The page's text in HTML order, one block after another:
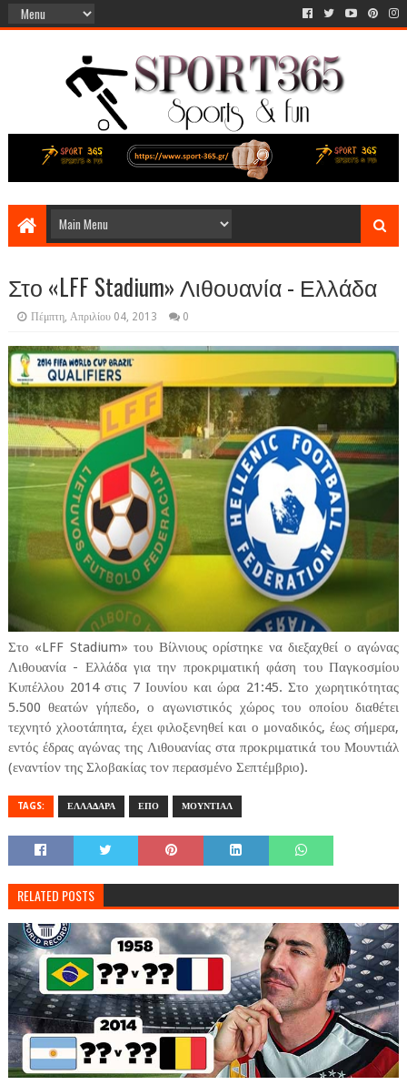
Στο «LFF Stadium» Λιθουανία - Ελλάδα
Πέμπτη, Απριλίου 04, 2013 0
Στο «LFF Stadium» του Βίλνιους ορίστηκε να διεξαχθεί ο αγώνας
Λιθουανία - Ελλάδα για την προκριματική φάση του Παγκοσμίου
Κυπέλλου 2014 στις 7 Ιουνίου και ώρα 21:45. Στο χωρητικότητας
5.500 θεατών γήπεδο, ο αγωνιστικός χώρος του οποίου διαθέτει
τεχνητό χλοοτάπητα, έχει φιλοξενηθεί και ο μοναδικός, έως σήμερα,
εντός έδρας αγώνας της Λιθουανίας στα προκριματικά του Μουντιάλ
(εναντίον της Σλοβακίας τον περασμένο Σεπτέμβριο).
TAGS: ΕΛΛΑΔΑΡΑ ΕΠΟ ΜΟΥΝΤΙΑΛ
RELATED POSTS